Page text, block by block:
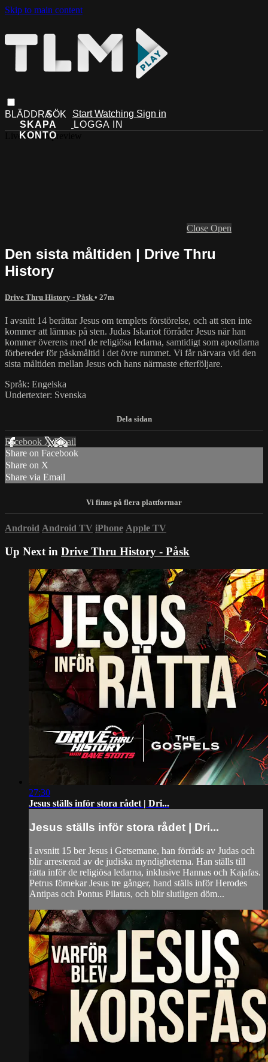
Skip to main content
Start Watching Sign in
Live stream preview
Close Open
Den sista måltiden | Drive Thru
History
Drive Thru History - Påsk • 27m
I avsnitt 14 berättar Jesus om templets förstörelse, och att sten inte
kommer att lämnas på sten. Judas Iskariot förråder Jesus när han
kommer överens med de religiösa ledarna, samtidigt som apostlarna
förbereder för påskmåltid i det övre rummet. Vi får närvara vid den
sista måltiden mellan Jesus och hans närmaste efterföljare.
Språk: Engelska
Undertexter: Svenska
Facebook XEmail
Share on Facebook
Share on X
Share via Email
Android Android TV iPhone Apple TV
Up Next in Drive Thru History - Påsk
27:30
Jesus ställs inför stora rådet | Dri...
Jesus ställs inför stora rådet | Dri...
I avsnitt 15 ber Jesus i Getsemane, han förråds av Judas och
blir arresterad av de judiska myndigheterna. Han ställs till
rätta inför de religiösa ledarna, inklusive Hannas och Kajafas.
Petrus förnekar Jesus tre gånger, hand ställs inför Herodes
Antipas och Pontus Pilatus, och blir slutligen döm...